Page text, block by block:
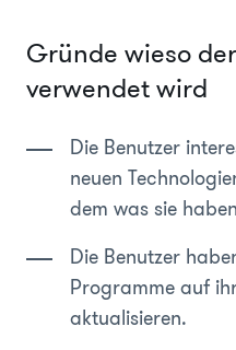
Gründe wieso
verwendet wird
Die Benutzer
neuen
dem was sie
Die Benutzer
Programme auf
aktualisieren.